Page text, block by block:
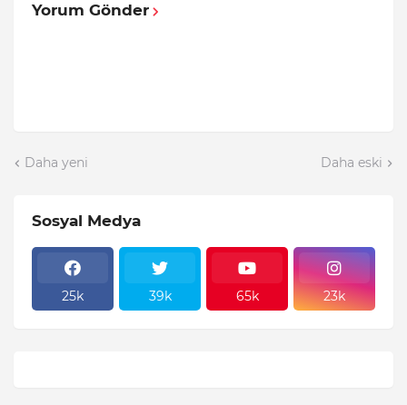
Yorum Gönder
Daha yeni Daha eski
Sosyal Medya
25k 39k 65k 23k